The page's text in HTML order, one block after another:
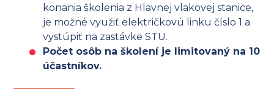
konania školenia z Hlavnej vlakovej stanice,
je možné využiť električkovú linku číslo 1 a
vystúpiť na zastávke STU.
Počet osôb na školení je limitovaný na 10
účastníkov.